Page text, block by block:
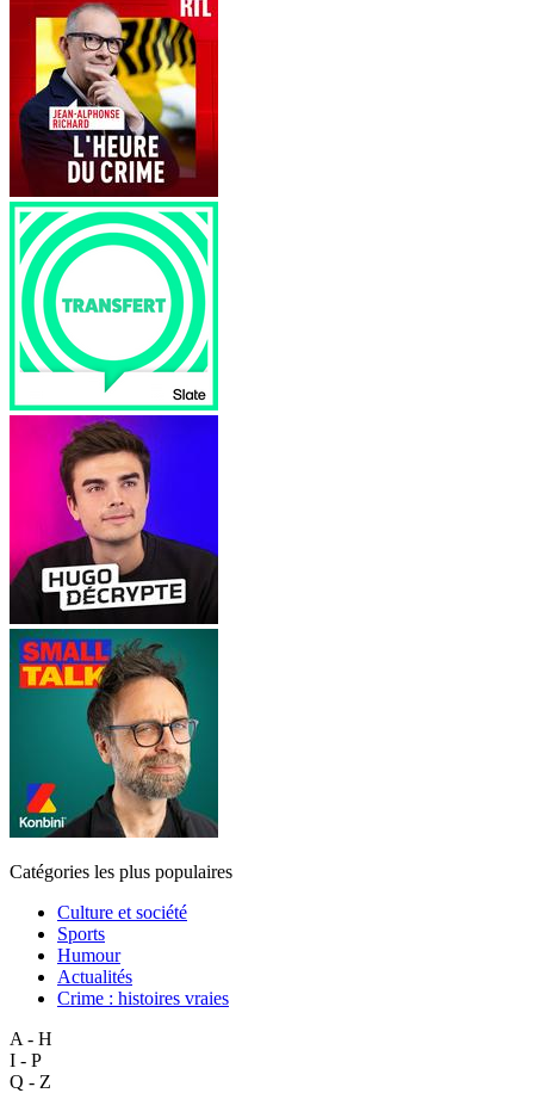
Catégories les plus populaires
Culture et société
Sports
Humour
Actualités
Crime : histoires vraies
A - H
I - P
Q - Z